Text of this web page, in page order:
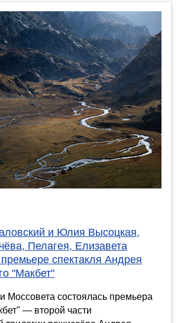
и Юлия Высоцкая,
Пелагея, Елизавета
спектакля Андрея
"Макбет"
Моссовета состоялась премьера
— второй части